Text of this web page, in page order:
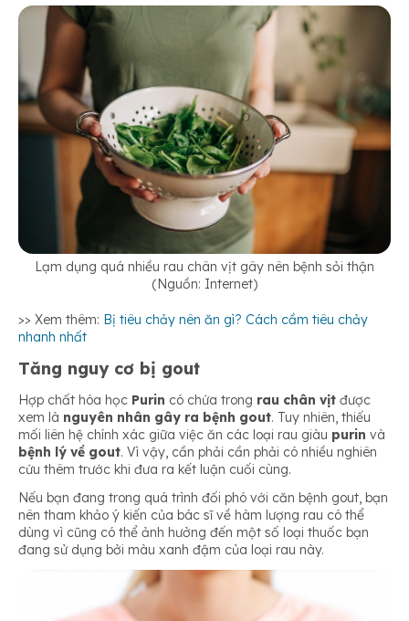
Lạm dụng quá nhiều rau chân vịt gây nên bệnh sỏi thận
(Nguồn: Internet)
>> Xem thêm: Bị tiêu chảy nên ăn gì? Cách cầm tiêu chảy
nhanh nhất
Tăng nguy cơ bị gout
Hợp chất hóa học Purin có chứa trong rau chân vịt được
xem là nguyên nhân gây ra bệnh gout. Tuy nhiên, thiếu
mối liên hệ chính xác giữa việc ăn các loại rau giàu purin và
bệnh lý về gout. Vì vậy, cần phải cần phải có nhiều nghiên
cứu thêm trước khi đưa ra kết luận cuối cùng.
Nếu bạn đang trong quá trình đối phó với căn bệnh gout, bạn
nên tham khảo ý kiến của bác sĩ về hàm lượng rau có thể
dùng vì cũng có thể ảnh hưởng đến một số loại thuốc bạn
đang sử dụng bởi màu xanh đậm của loại rau này.